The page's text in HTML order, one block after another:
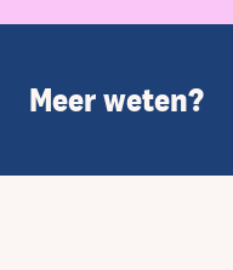
Meer weten?